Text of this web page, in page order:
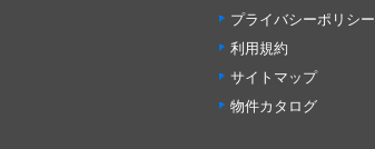
プライバシーポリシー
利用規約
サイトマップ
物件カタログ